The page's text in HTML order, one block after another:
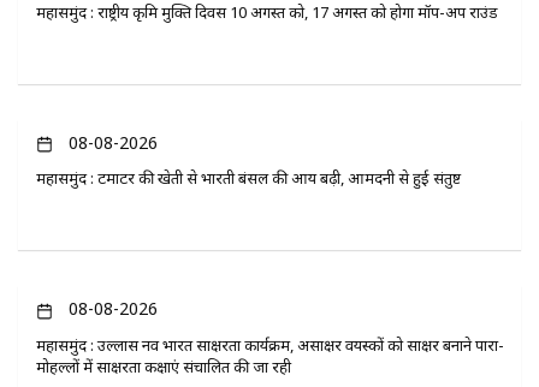
महासमुंद : राष्ट्रीय कृमि मुक्ति दिवस 10 अगस्त को, 17 अगस्त को होगा मॉप-अप राउंड
08-08-2026
महासमुंद : टमाटर की खेती से भारती बंसल की आय बढ़ी, आमदनी से हुई संतुष्ट
08-08-2026
महासमुंद : उल्लास नव भारत साक्षरता कार्यक्रम, असाक्षर वयस्कों को साक्षर बनाने पारा-
मोहल्लों में साक्षरता कक्षाएं संचालित की जा रही